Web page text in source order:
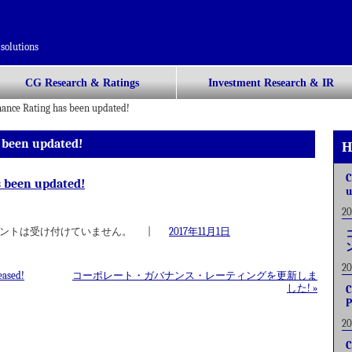
CG Research & Ratings Investment Research & IR
Rating has been updated!
updated!
been updated!
トは受け付けていません。 2017年11月1日
コーポレート・ガバナンス・レーティングを更新しま
した! »